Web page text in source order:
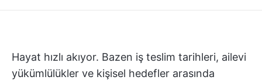
Hayat hızlı akıyor. Bazen iş teslim tarihleri, ailevi
yükümlülükler ve kişisel hedefler arasında